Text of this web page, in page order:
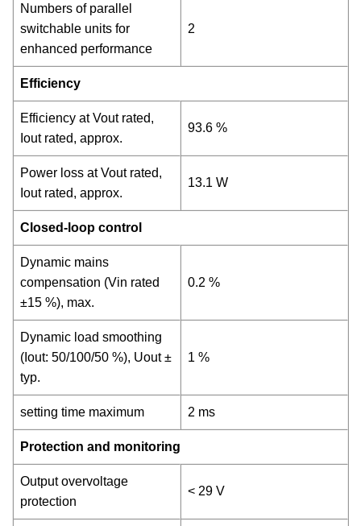
Numbers of parallel
switchable units for
enhanced performance
2
Efficiency
Efficiency at Vout rated,
Iout rated, approx.
93.6 %
Power loss at Vout rated,
Iout rated, approx.
13.1 W
Closed-loop control
Dynamic mains
compensation (Vin rated
±15 %), max.
0.2 %
Dynamic load smoothing
(Iout: 50/100/50 %), Uout ±
typ.
1 %
setting time maximum 2 ms
Protection and monitoring
Output overvoltage
protection
< 29 V